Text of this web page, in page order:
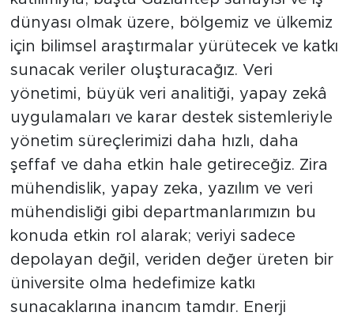
dünyası olmak üzere, bölgemiz ve ülkemiz
için bilimsel araştırmalar yürütecek ve katkı
sunacak veriler oluşturacağız. Veri
yönetimi, büyük veri analitiği, yapay zekâ
uygulamaları ve karar destek sistemleriyle
yönetim süreçlerimizi daha hızlı, daha
şeffaf ve daha etkin hale getireceğiz. Zira
mühendislik, yapay zeka, yazılım ve veri
mühendisliği gibi departmanlarımızın bu
konuda etkin rol alarak; veriyi sadece
depolayan değil, veriden değer üreten bir
üniversite olma hedefimize katkı
sunacaklarına inancım tamdır. Enerji